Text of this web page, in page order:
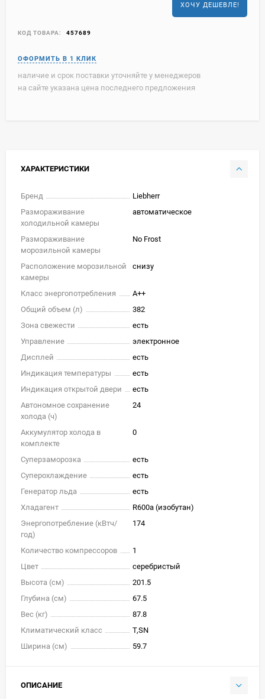
ХОЧУ ДЕШЕВЛЕ!
КОД ТОВАРА: 457689
наличие и срок поставки уточняйте у менеджеров
на сайте указана цена последнего предложения
ХАРАКТЕРИСТИКИ
Бренд
Liebherr
Размораживание
холодильной камеры
автоматическое
Размораживание
морозильной камеры
No Frost
Расположение морозильной
камеры
снизу
Класс энергопотребления
A++
Общий объем (л)
382
Зона свежести
есть
Управление
электронное
Дисплей
есть
Индикация температуры
есть
Индикация открытой двери
есть
Автономное сохранение
холода (ч)
24
Аккумулятор холода в
комплекте
0
Суперзаморозка
есть
Суперохлаждение
есть
Генератор льда
есть
Хладагент
R600a (изобутан)
Энергопотребление (кВтч/
год)
174
Количество компрессоров
1
Цвет
серебристый
Высота (см)
201.5
Глубина (см)
67.5
Вес (кг)
87.8
Климатический класс
T,SN
Ширина (см)
59.7
ОПИСАНИЕ